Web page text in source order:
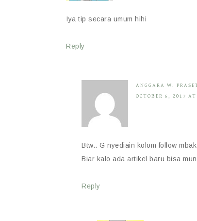
Iya tip secara umum hihi
Reply
ANGGARA W.
OCTOBER 6, 2017
Btw.. G nyediain kolom follow
Biar kalo ada artikel baru bisa
Reply